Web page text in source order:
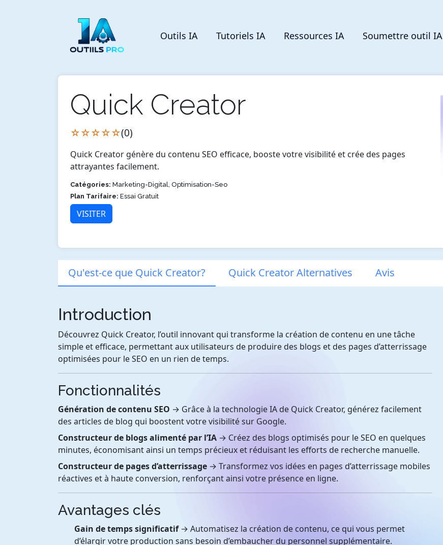
Outils IA Tutoriels IA Ressources IA Soumettre outil IA
Quick Creator
☆☆☆☆☆(0)
Quick Creator génère du contenu SEO efficace, booste votre visibilité et crée des pages
attrayantes facilement.
Catégories: Marketing-Digital, Optimisation-Seo
Plan Tarifaire: Essai Gratuit
VISITER
Qu'est-ce que Quick Creator? Quick Creator Alternatives Avis
Introduction
Découvrez Quick Creator, l’outil innovant qui transforme la création de contenu en une tâche
simple et efficace, permettant aux utilisateurs de produire des blogs et des pages d’atterrissage
optimisées pour le SEO en un rien de temps.
Fonctionnalités
Génération de contenu SEO → Grâce à la technologie IA de Quick Creator, générez facilement
des articles de blog qui boostent votre visibilité sur Google.
Constructeur de blogs alimenté par l’IA → Créez des blogs optimisés pour le SEO en quelques
minutes, économisant ainsi un temps précieux et réduisant les efforts de recherche manuelle.
Constructeur de pages d’atterrissage → Transformez vos idées en pages d’atterrissage mobiles
réactives et à haute conversion, renforçant ainsi votre présence en ligne.
Avantages clés
Gain de temps significatif→ Automatisez la création de contenu, ce qui vous permet
d’élargir votre production sans besoin d’embaucher du personnel supplémentaire.